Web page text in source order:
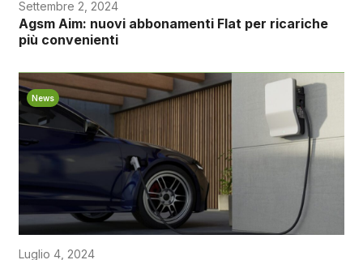
Settembre 2, 2024
Agsm Aim: nuovi abbonamenti Flat per ricariche
più convenienti
News
Luglio 4, 2024